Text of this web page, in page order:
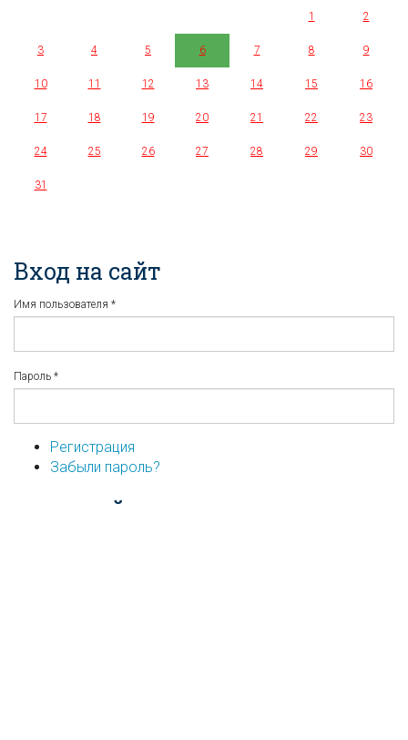
1
2
3 4 5 6 7 8 9
10 11 12 13 14 15 16
17 18 19 20 21 22 23
24 25 26 27 28 29 30
31
Вход на сайт
Имя пользователя *
Пароль *
Регистрация
Забыли пароль?
...или войдите используя